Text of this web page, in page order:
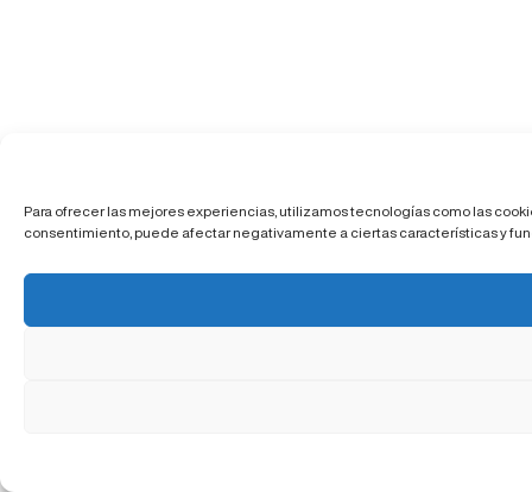
Para ofrecer las mejores experiencias, utilizamos tecnologías como las
consentimiento, puede afectar negativamente a ciertas características y